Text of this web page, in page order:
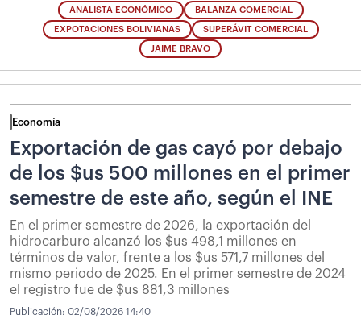
ANALISTA ECONÓMICO BALANZA COMERCIAL
EXPOTACIONES BOLIVIANAS SUPERÁVIT COMERCIAL
JAIME BRAVO
Economía
Exportación de gas cayó por debajo
de los $us 500 millones en el primer
semestre de este año, según el INE
En el primer semestre de 2026, la exportación del
hidrocarburo alcanzó los $us 498,1 millones en
términos de valor, frente a los $us 571,7 millones del
mismo periodo de 2025. En el primer semestre de 2024
el registro fue de $us 881,3 millones
Publicación: 02/08/2026 14:40